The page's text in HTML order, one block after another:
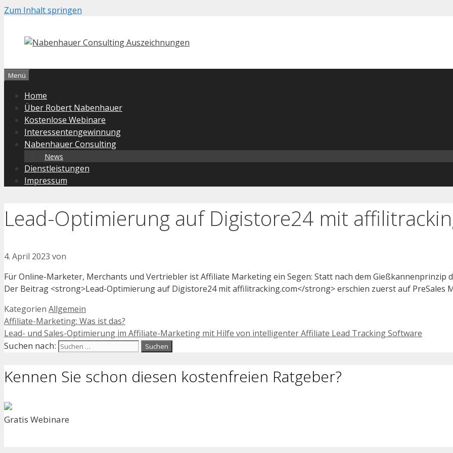
Zum Inhalt springen
Menü
Home
Über Robert Nabenhauer
Kostenlose Webinare
Interessentengewinnung
Nabenhauer Consulting
News
Dienstleistungen
Impressum
Lead-Optimierung auf Digistore24 mit
4. April 2023 von
Für Online-Marketer, Merchants und Vertriebler ist Affiliate Marketing ein Segen: Statt nach dem Gießkannenprinzip
Der Beitrag <strong>Lead-Optimierung auf Digistore24 mit affilitracking.com</strong> erschien zuerst auf PreSales
Kategorien Allgemein
Affiliate-Marketing: Was ist das?
Lead- und Sales-Optimierung im Affiliate-Marketing mit Hilfe von intelligenter Affiliate Lead Tracking Software
Suchen nach:
Kennen Sie schon diesen kostenfreien Ratgeber?
Gratis Webinare